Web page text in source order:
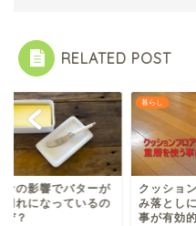
RELATED POST
ナの影響でバターが
切れになっているの
ぜ？
暮らし
クッショ
み落とし
事が有効